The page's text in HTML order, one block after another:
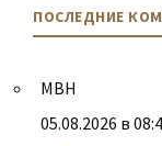
ПОСЛЕДНИЕ
МВН
05.08.2026 в